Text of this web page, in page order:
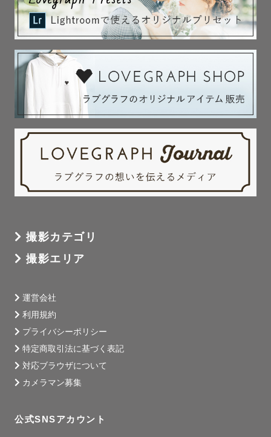
撮影カテゴリ
撮影エリア
運営会社
利用規約
プライバシーポリシー
特定商取引法に基づく表記
対応ブラウザについて
カメラマン募集
公式SNSアカウント